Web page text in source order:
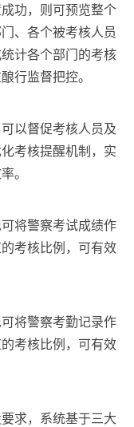
功，则可预览整个
、各个被考核人员
计各个部门的考核
行监督把控。
以督促考核人员及
考核提醒机制，实
。
将警察考试成绩作
考核比例，可有效
将警察考勤记录作
考核比例，可有效
求，系统基于三大